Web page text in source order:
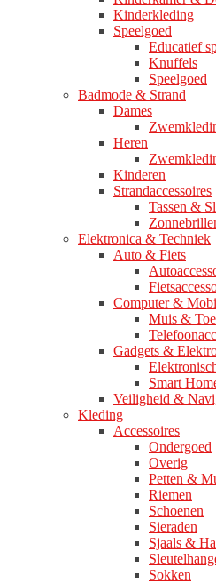
Kinderkleding
Speelgoed
Educatief
Knuffels
Speelgoed
Badmode & Strand
Dames
Heren
Kinderen
Strandaccessoires
Tassen &
Elektronica & Techniek
Auto & Fiets
Computer &
Muis &
Gadgets &
Smart
Veiligheid &
Kleding
Accessoires
Ondergoed
Overig
Petten &
Riemen
Schoenen
Sieraden
Sjaals &
Sokken